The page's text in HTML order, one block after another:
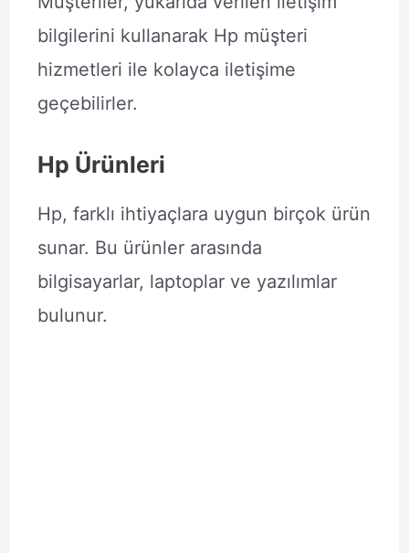
bilgilerini kullanarak Hp müşteri
hizmetleri ile kolayca iletişime
geçebilirler.
Hp Ürünleri
Hp, farklı ihtiyaçlara uygun birçok ürün
sunar. Bu ürünler arasında
bilgisayarlar, laptoplar ve yazılımlar
bulunur.